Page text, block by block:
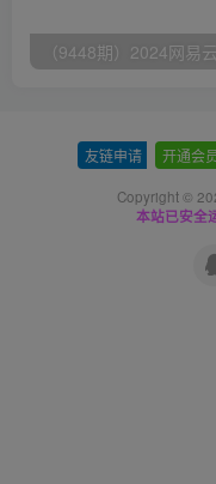
友链申请 开通会
Copyright ©
本站已安全